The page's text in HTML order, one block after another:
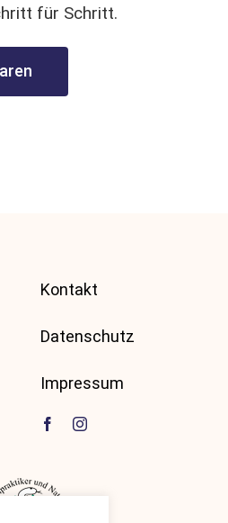
für Schritt.
Kontakt
Datenschutz
Impressum